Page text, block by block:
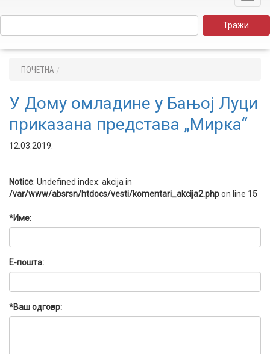
ПОЧЕТНА
У Дому омладине у Бањој Луци
приказана представа „Мирка“
12.03.2019.
Notice: Undefined index: akcija in
/var/www/absrsn/htdocs/vesti/komentari_akcija2.phpon line 15
*Име:
Е-пошта:
*Ваш одговр: